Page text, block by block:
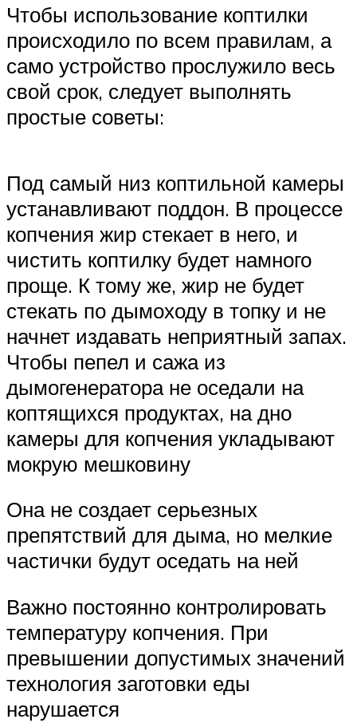
Чтобы использование коптилки
происходило по всем правилам, а
само устройство прослужило весь
свой срок, следует выполнять
простые советы:
Под самый низ коптильной камеры
устанавливают поддон. В процессе
копчения жир стекает в него, и
чистить коптилку будет намного
проще. К тому же, жир не будет
стекать по дымоходу в топку и не
начнет издавать неприятный запах.
Чтобы пепел и сажа из
дымогенератора не оседали на
коптящихся продуктах, на дно
камеры для копчения укладывают
мокрую мешковину
Она не создает серьезных
препятствий для дыма, но мелкие
частички будут оседать на ней
Важно постоянно контролировать
температуру копчения. При
превышении допустимых значений
технология заготовки еды
нарушается